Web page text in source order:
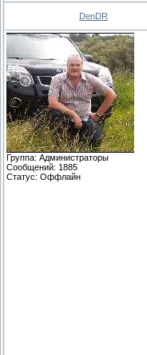
DenDR
Группа: Администраторы
Сообщений: 1885
Статус: Оффлайн